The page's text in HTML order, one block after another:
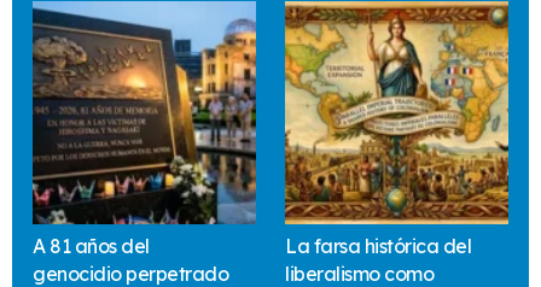
A 81 años del
genocidio perpetrado
La farsa histórica del
liberalismo como